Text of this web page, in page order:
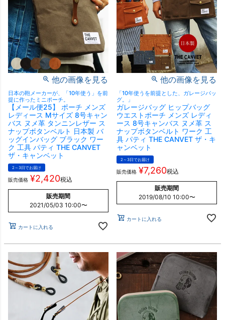
他の画像を見る
日本の鞄メーカーが、「10年使う」を前
提に作ったミニポーチ。
【メール便25】 ポーチ メンズ
レディース Mサイズ 8号キャン
バス ヌメ革 タンニンレザー ス
ナップボタンベルト 日本製 バ
ッグインバッグ ブラック ワー
ク 工具 パティ THE CANVET
ザ・キャンベット
2～3日でお届け
販売価格 ¥2,420税込
販売期間
2021/05/03 10:00〜
カートに入れる
他の画像を見る
「10年使うを前提とした、ガレージバッ
グ。」
ガレージバッグ ヒップバッグ
ウエストポーチ メンズ レディ
ース 8号キャンバス ヌメ革 ス
ナップボタンベルト ワーク 工
具 パティ THE CANVET ザ・キ
ャンベット
2～3日でお届け
販売価格 ¥7,260税込
販売期間
2019/08/10 10:00〜
カートに入れる